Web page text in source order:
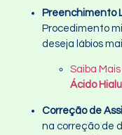
Preenchimento
Procedimento
deseja lábios
Saiba
Ácido
Correção de
na correção de